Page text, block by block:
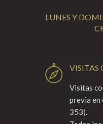
LUNES Y
VISITAS
Visitas
previa
353).